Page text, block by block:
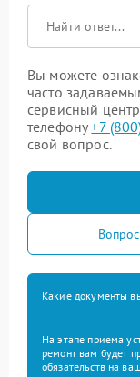
Вы можете
часто
сервисный
телефону+7
свой вопрос.
Какие документы
На этапе приема
ремонт вам будет
обязательств на